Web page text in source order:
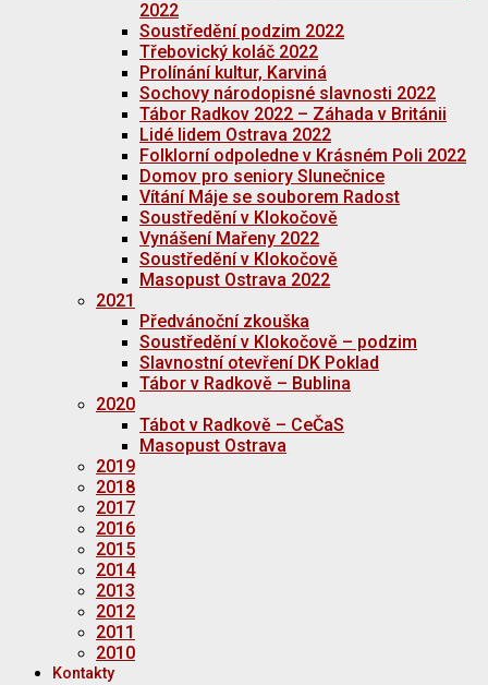
2022
Soustředění podzim 2022
Třebovický koláč 2022
Prolínání kultur, Karviná
Sochovy národopisné slavnosti 2022
Tábor Radkov 2022 – Záhada v Británii
Lidé lidem Ostrava 2022
Folklorní odpoledne v Krásném Poli 2022
Domov pro seniory Slunečnice
Vítání Máje se souborem Radost
Soustředění v Klokočově
Vynášení Mařeny 2022
Soustředění v Klokočově
Masopust Ostrava 2022
2021
Předvánoční zkouška
Soustředění v Klokočově – podzim
Slavnostní otevření DK Poklad
Tábor v Radkově – Bublina
2020
Tábot v Radkově – CeČaS
Masopust Ostrava
2019
2018
2017
2016
2015
2014
2013
2012
2011
2010
Kontakty